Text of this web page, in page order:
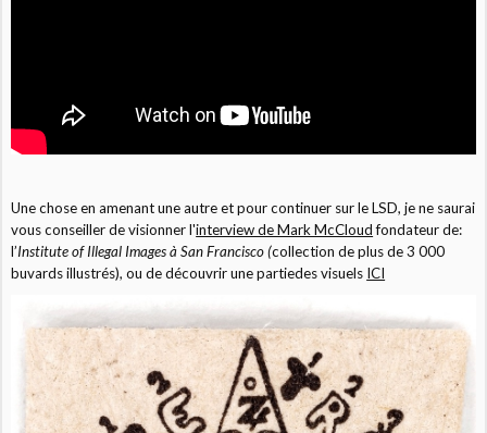
Une chose en amenant une autre et pour continuer sur le LSD, je ne saurai
vous conseiller de visionner l'interview de Mark McCloudfondateur de:
l’Institute of Illegal Images à San Francisco (collection de plus de 3 000
buvards illustrés), ou de découvrir une partiedes visuels ICI